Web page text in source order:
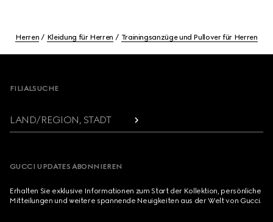
Herren Kleidung für Herren Trainingsanzüge und Pullover für Herren
FILIALSUCHE
LAND/REGION, STADT
GUCCI UPDATES ABONNIEREN
Erhalten Sie exklusive Informationen zum Start der Kollektion, persönliche
Mitteilungen und weitere spannende Neuigkeiten aus der Welt von Gucci.